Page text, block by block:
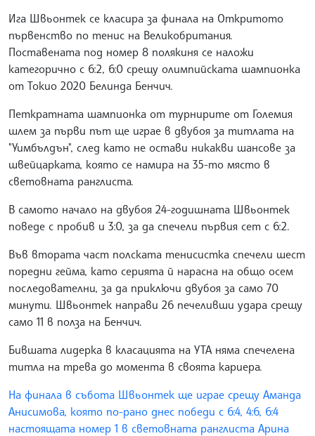
Ига Швьонтек се класира за финала на Откритото
първенство по тенис на Великобритания.
Поставената под номер 8 полякиня се наложи
категорично с 6:2, 6:0 срещу олимпийската шампионка
от Токио 2020 Белинда Бенчич.
Петкратната шампионка от турнирите от Големия
шлем за първи път ще играе в двубоя за титлата на
"Уимбълдън", след като не остави никакви шансове за
швейцарката, която се намира на 35-то място в
световната ранглиста.
В самото начало на двубоя 24-годишната Швьонтек
поведе с пробив и 3:0, за да спечели първия сет с 6:2.
Във втората част полската тенисистка спечели шест
поредни гейма, като серията й нарасна на общо осем
последователни, за да приключи двубоя за само 70
минути. Швьонтек направи 26 печеливши удара срещу
само 11 в полза на Бенчич.
Бившата лидерка в класацията на УТА няма спечелена
титла на трева до момента в своята кариера.
На финала в събота Швьонтек ще играе срещу Аманда
Анисимова, която по-рано днес победи с 6:4, 4:6, 6:4
настоящата номер 1 в световната ранглиста Арина